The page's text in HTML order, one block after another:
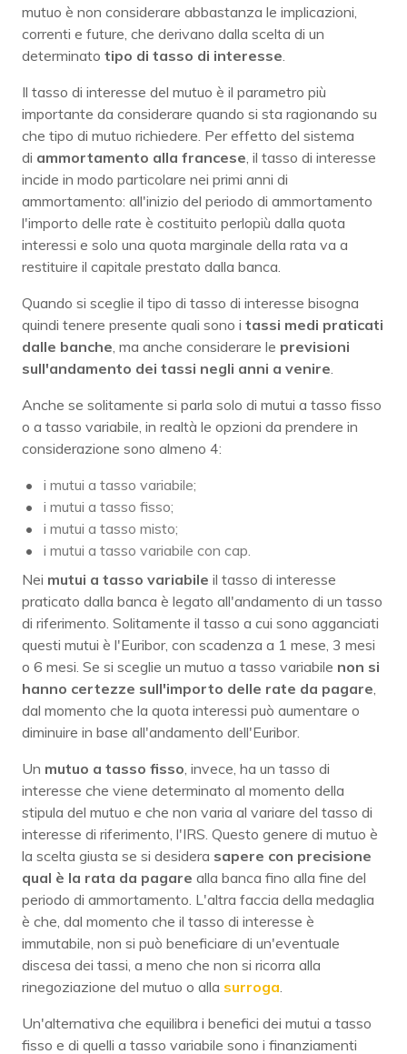
mutuo è non considerare abbastanza le implicazioni,
correnti e future, che derivano dalla scelta di un
determinato tipo di tasso di interesse
Il tasso di interesse del mutuo è il parametro più
importante da considerare quando si sta ragionando su
che tipo di mutuo richiedere. Per effetto del sistema
di ammortamento alla francese , il tasso di interesse
incide in modo particolare nei primi anni di
ammortamento: all'inizio del periodo di ammortamento
l'importo delle rate è costituito perlopiù dalla quota
interessi e solo una quota marginale della rata va a
restituire il capitale prestato dalla banca.
Quando si sceglie il tipo di tasso di interesse bisogna
quindi tenere presente quali sono i tassi medi praticati
dalle banche , ma anche considerare le previsioni
sull'andamento dei tassi negli anni a venire
Anche se solitamente si parla solo di mutui a tasso fisso
o a tasso variabile, in realtà le opzioni da prendere in
considerazione sono almeno 4:
i mutui a tasso variabile;
i mutui a tasso fisso;
i mutui a tasso misto;
i mutui a tasso variabile con cap.
Nei mutui a tasso variabile il tasso di interesse
praticato dalla banca è legato all'andamento di un tasso
di riferimento. Solitamente il tasso a cui sono agganciati
questi mutui è l'Euribor, con scadenza a 1 mese, 3 mesi
o 6 mesi. Se si sceglie un mutuo a tasso variabile non si
hanno certezze sull'importo delle rate da pagare
dal momento che la quota interessi può aumentare o
diminuire in base all'andamento dell'Euribor.
Un mutuo a tasso fisso , invece, ha un tasso di
interesse che viene determinato al momento della
stipula del mutuo e che non varia al variare del tasso di
interesse di riferimento, l'IRS. Questo genere di mutuo è
la scelta giusta se si desidera sapere con precisione
qual è la rata da pagare alla banca fino alla fine del
periodo di ammortamento. L'altra faccia della medaglia
è che, dal momento che il tasso di interesse è
immutabile, non si può beneficiare di un'eventuale
discesa dei tassi, a meno che non si ricorra alla
rinegoziazione del mutuo o alla surroga
Un'alternativa che equilibra i benefici dei mutui a tasso
fisso e di quelli a tasso variabile sono i finanziamenti